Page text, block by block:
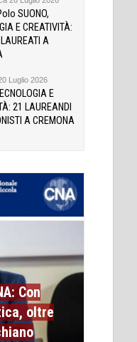
SUONO,
E CREATIVITÀ:
A
Luglio 2026
E
21 LAUREANDI
A CREMONA
Con
oltre